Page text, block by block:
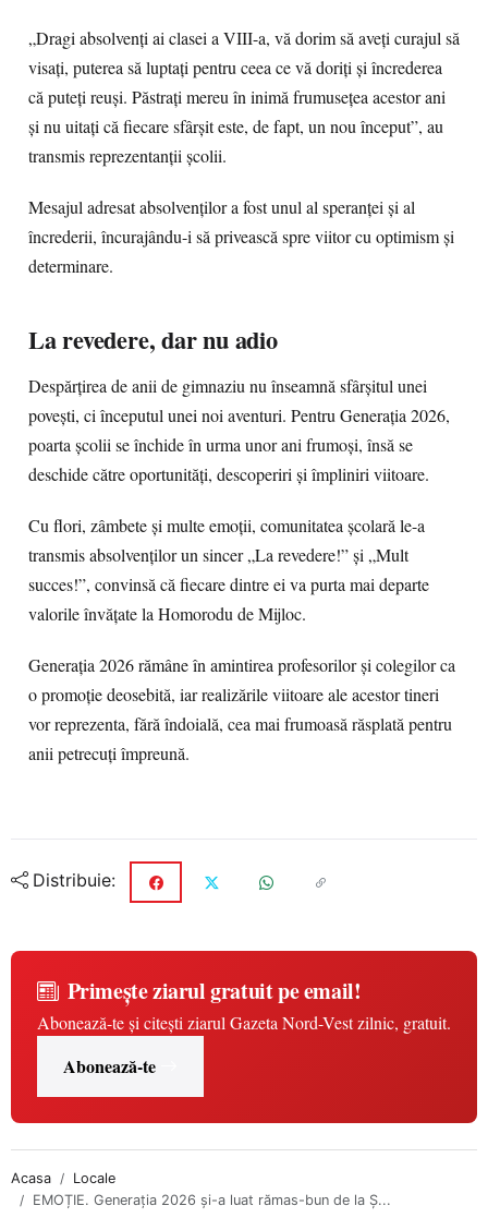
„Dragi absolvenți ai clasei a VIII-a, vă dorim să aveți curajul să
visați, puterea să luptați pentru ceea ce vă doriți și încrederea
că puteți reuși. Păstrați mereu în inimă frumusețea acestor ani
și nu uitați că fiecare sfârșit este, de fapt, un nou început”, au
transmis reprezentanții școlii.
Mesajul adresat absolvenților a fost unul al speranței și al
încrederii, încurajându-i să privească spre viitor cu optimism și
determinare.
La revedere, dar nu adio
Despărțirea de anii de gimnaziu nu înseamnă sfârșitul unei
povești, ci începutul unei noi aventuri. Pentru Generația 2026,
poarta școlii se închide în urma unor ani frumoși, însă se
deschide către oportunități, descoperiri și împliniri viitoare.
Cu flori, zâmbete și multe emoții, comunitatea școlară le-a
transmis absolvenților un sincer „La revedere!” și „Mult
succes!”, convinsă că fiecare dintre ei va purta mai departe
valorile învățate la Homorodu de Mijloc.
Generația 2026 rămâne în amintirea profesorilor și colegilor ca
o promoție deosebită, iar realizările viitoare ale acestor tineri
vor reprezenta, fără îndoială, cea mai frumoasă răsplată pentru
anii petrecuți împreună.
Distribuie:
Primește ziarul gratuit pe email!
Abonează-te și citești ziarul Gazeta Nord-Vest zilnic, gratuit.
Abonează-te
Acasa
Locale
EMOȚIE. Generația 2026 și-a luat rămas-bun de la Ș...